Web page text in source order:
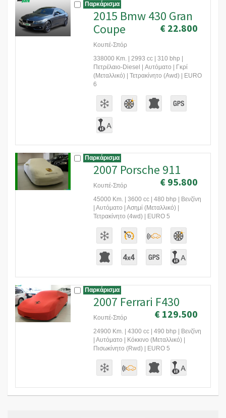
2015 Bmw 430 Gran
Coupe
€ 22.800
Κουπέ-Σπόρ
338000 Km. | 2993 cc | 310 bhp |
Πετρέλαιο-Diesel | Αυτόματο | Γκρί
(Μεταλλικό) | Τετρακίνητο (Awd) | EURO
6
Παρκάρισμα
2007 Porsche 911
€ 95.800
Κουπέ-Σπόρ
45000 Km. | 3600 cc | 480 bhp | Βενζίνη
| Αυτόματο | Ασημί (Μεταλλικό) |
Τετρακίνητο (4wd) | EURO 5
Παρκάρισμα
2007 Ferrari F430
€ 129.500
Κουπέ-Σπόρ
24900 Km. | 4300 cc | 490 bhp | Βενζίνη
| Αυτόματο | Κόκκινο (Μεταλλικό) |
Πισωκίνητο (Rwd) | EURO 5
Παρκάρισμα